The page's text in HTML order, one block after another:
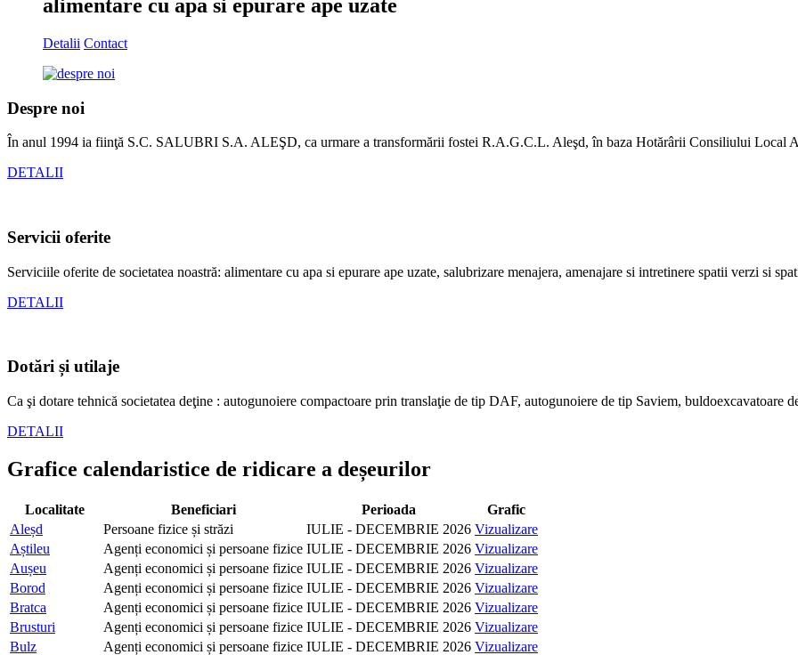
alimentare cu apa si epurare ape uzate
Detalii Contact
Despre noi
În anul 1994 ia fiinţă S.C. SALUBRI S.A. ALEŞD, ca urmare a transformării fostei R.A.G.C.L. Aleşd, în baza Hotărârii Consiliului Local
DETALII
Servicii oferite
Serviciile oferite de societatea noastră: alimentare cu apa si epurare ape uzate, salubrizare menajera, amenajare si intretinere spatii verzi si
DETALII
Dotări și utilaje
Ca şi dotare tehnică societatea deţine : autogunoiere compactoare prin translaţie de tip DAF, autogunoiere de tip Saviem, buldoexcavatoare
DETALII
Grafice calendaristice de ridicare a deșeurilor
Localitate Beneficiari Perioada
Grafic
Aleșd
Persoane fizice și străzi IULIE - DECEMBRIE 2026 Vizualizare
Aștileu
Agenți economici și persoane fizice IULIE - DECEMBRIE 2026 Vizualizare
Aușeu
Agenți economici și persoane fizice IULIE - DECEMBRIE 2026 Vizualizare
Borod
Agenți economici și persoane fizice IULIE - DECEMBRIE 2026 Vizualizare
Bratca
Agenți economici și persoane fizice IULIE - DECEMBRIE 2026 Vizualizare
Brusturi
Agenți economici și persoane fizice IULIE - DECEMBRIE 2026 Vizualizare
Bulz
Agenți economici și persoane fizice IULIE - DECEMBRIE 2026 Vizualizare